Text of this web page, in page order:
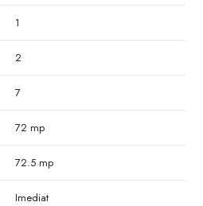
1
2
7
72 mp
72.5 mp
Imediat